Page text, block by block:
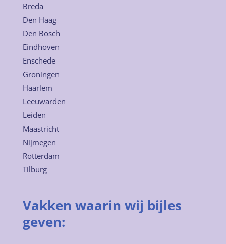
Breda
Den Haag
Den Bosch
Eindhoven
Enschede
Groningen
Haarlem
Leeuwarden
Leiden
Maastricht
Nijmegen
Rotterdam
Tilburg
Vakken waarin wij bijles
geven: